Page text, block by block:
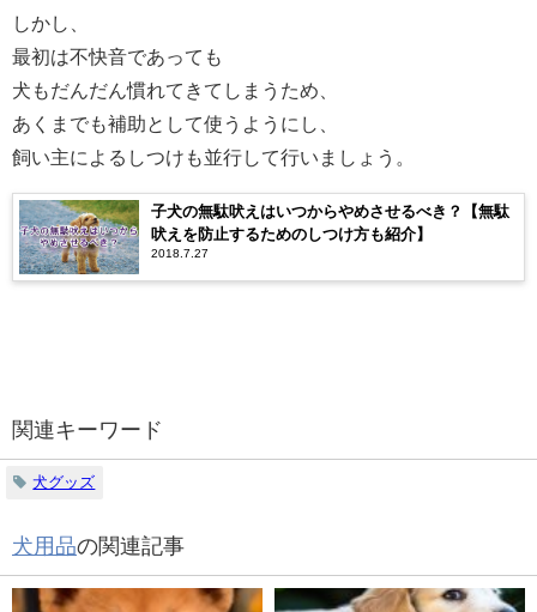
しかし、
最初は不快音であっても
犬もだんだん慣れてきてしまうため、
あくまでも補助として使うようにし、
飼い主によるしつけも並行して行いましょう。
子犬の無駄吠えはいつからやめさせるべき？【無駄
吠えを防止するためのしつけ方も紹介】
2018.7.27
関連キーワード
犬グッズ
犬用品の関連記事